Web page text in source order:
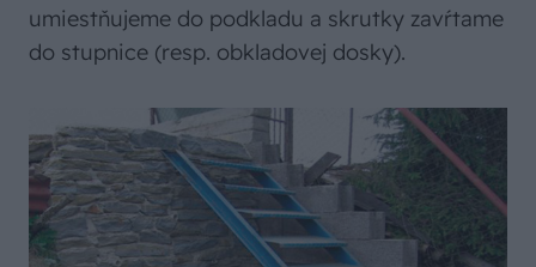
umiestňujeme do podkladu a skrutky zavŕtame
do stupnice (resp. obkladovej dosky).